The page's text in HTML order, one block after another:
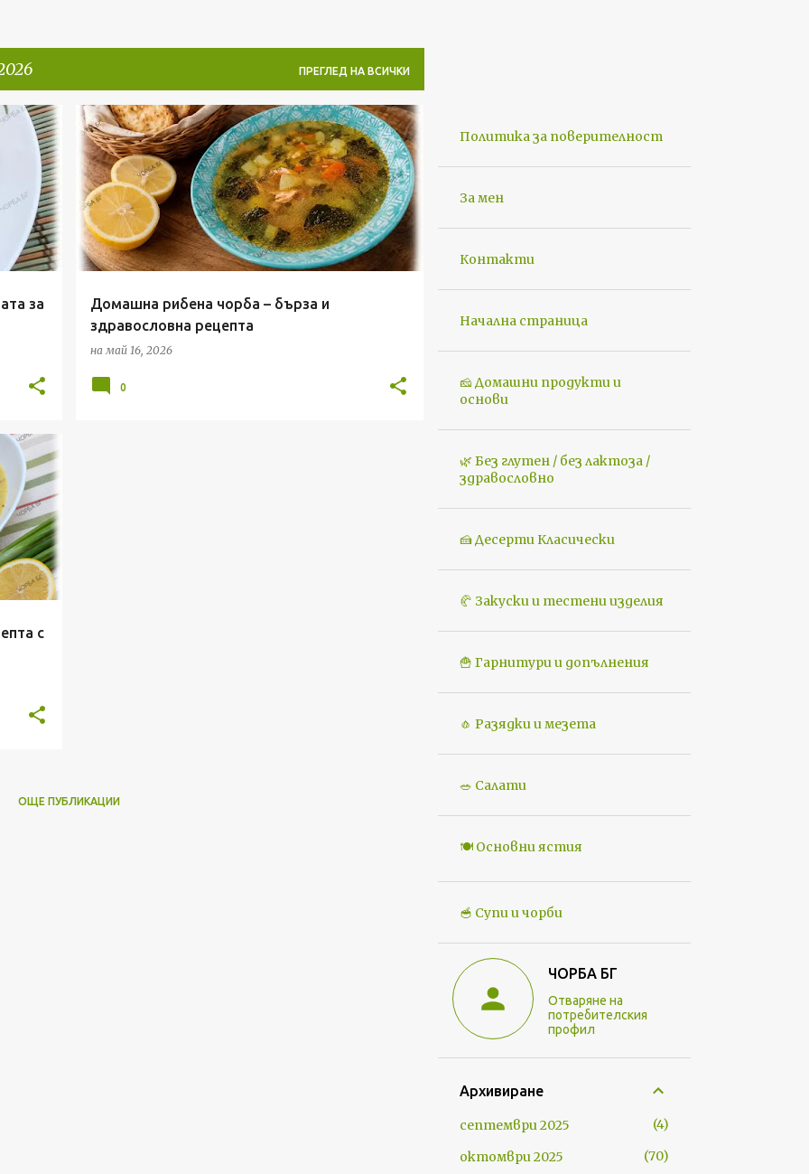
ПРЕГЛЕД НА ВСИЧКИ
за
Домашна рибена чорба – бърза и
здравословна рецепта
намай 16, 2026
СУПИ И ЧОРБИ
0
с
ОЩЕ ПУБЛИКАЦИИ
Политика за поверителност
За мен
Контакти
Начална страница
🧀 Домашни продукти и
основи
🌿 Без глутен / без лактоза /
здравословно
🍰 Десерти Класически
🥐 Закуски и тестени изделия
🍟 Гарнитури и допълнения
🧄 Разядки и мезета
🥗 Салати
🍽️ Основни ястия
🥣 Супи и чорби
ЧОРБА БГ
Отваряне на
потребителския
профил
Архивиране
септември 2025
4
октомври 2025
70